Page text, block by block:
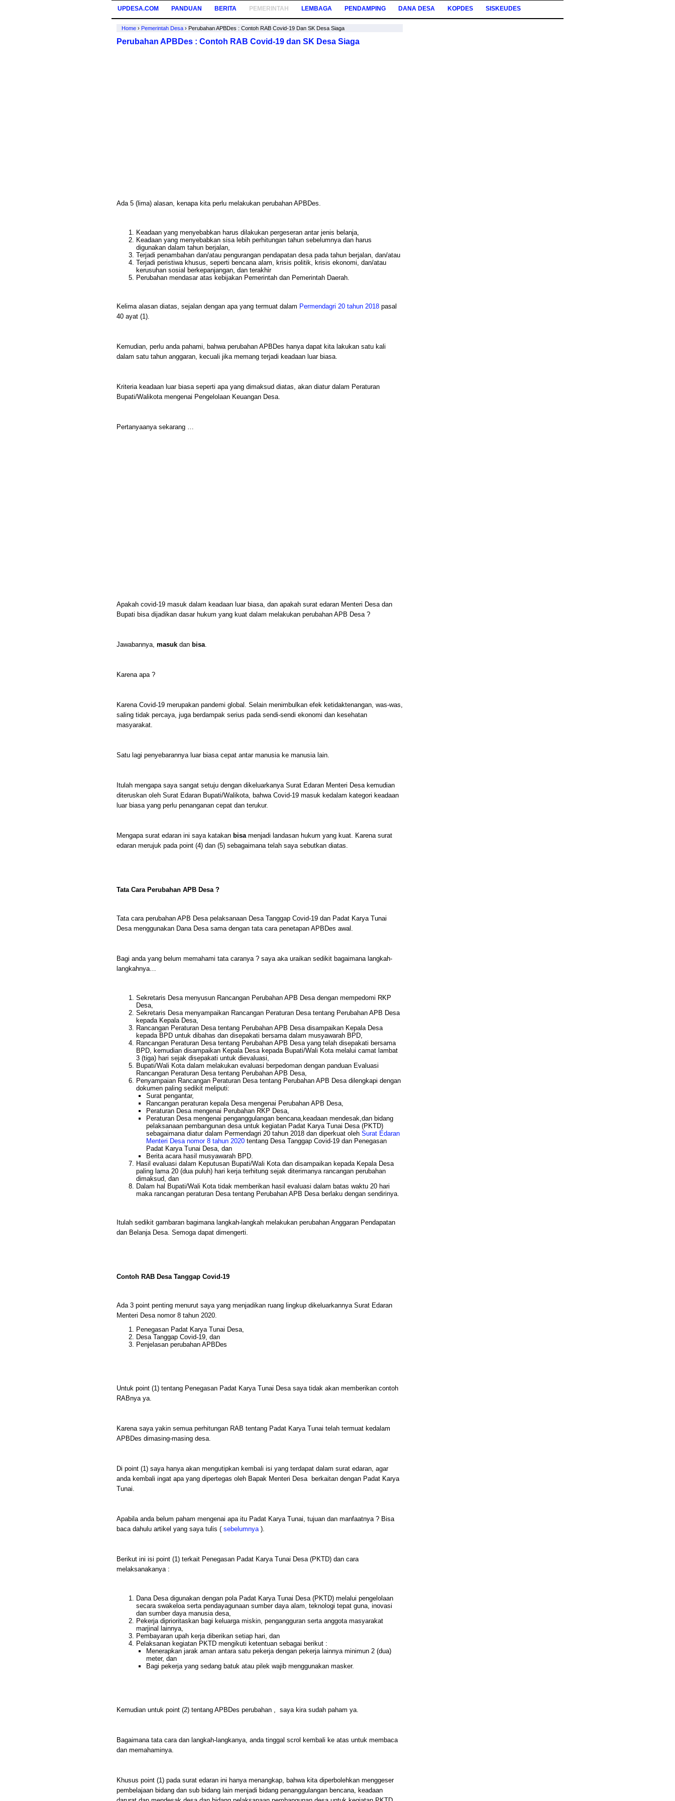
UPDESA.COM PANDUAN BERITA PEMERINTAH LEMBAGA PENDAMPING DANA DESA KOPDES SISKEUDES
Home › Pemerintah Desa › Perubahan APBDes : Contoh RAB Covid-19 Dan SK Desa Siaga
Perubahan APBDes : Contoh RAB Covid-19 dan SK Desa Siaga
Ada 5 (lima) alasan, kenapa kita perlu melakukan perubahan APBDes.
Keadaan yang menyebabkan harus dilakukan pergeseran antar jenis belanja,
Keadaan yang menyebabkan sisa lebih perhitungan tahun sebelumnya dan harus
digunakan dalam tahun berjalan,
Terjadi penambahan dan/atau pengurangan pendapatan desa pada tahun berjalan, dan/atau
Terjadi peristiwa khusus, seperti bencana alam, krisis politik, krisis ekonomi, dan/atau
kerusuhan sosial berkepanjangan, dan terakhir
Perubahan mendasar atas kebijakan Pemerintah dan Pemerintah Daerah.
Kelima alasan diatas, sejalan dengan apa yang termuat dalam Permendagri 20 tahun 2018 pasal
40 ayat (1).
Kemudian, perlu anda pahami, bahwa perubahan APBDes hanya dapat kita lakukan satu kali
dalam satu tahun anggaran, kecuali jika memang terjadi keadaan luar biasa.
Kriteria keadaan luar biasa seperti apa yang dimaksud diatas, akan diatur dalam Peraturan
Bupati/Walikota mengenai Pengelolaan Keuangan Desa.
Pertanyaanya sekarang …
Apakah covid-19 masuk dalam keadaan luar biasa, dan apakah surat edaran Menteri Desa dan
Bupati bisa dijadikan dasar hukum yang kuat dalam melakukan perubahan APB Desa ?
Jawabannya, masuk dan bisa.
Karena apa ?
Karena Covid-19 merupakan pandemi global. Selain menimbulkan efek ketidaktenangan, was-was,
saling tidak percaya, juga berdampak serius pada sendi-sendi ekonomi dan kesehatan
masyarakat.
Satu lagi penyebarannya luar biasa cepat antar manusia ke manusia lain.
Itulah mengapa saya sangat setuju dengan dikeluarkanya Surat Edaran Menteri Desa kemudian
diteruskan oleh Surat Edaran Bupati/Walikota, bahwa Covid-19 masuk kedalam kategori keadaan
luar biasa yang perlu penanganan cepat dan terukur.
Mengapa surat edaran ini saya katakan bisamenjadi landasan hukum yang kuat. Karena surat
edaran merujuk pada point (4) dan (5) sebagaimana telah saya sebutkan diatas.
Tata Cara Perubahan APB Desa ?
Tata cara perubahan APB Desa pelaksanaan Desa Tanggap Covid-19 dan Padat Karya Tunai
Desa menggunakan Dana Desa sama dengan tata cara penetapan APBDes awal.
Bagi anda yang belum memahami tata caranya ? saya aka uraikan sedikit bagaimana langkah-
langkahnya…
Sekretaris Desa menyusun Rancangan Perubahan APB Desa dengan mempedomi RKP
Desa,
Sekretaris Desa menyampaikan Rancangan Peraturan Desa tentang Perubahan APB Desa
kepada Kepala Desa,
Rancangan Peraturan Desa tentang Perubahan APB Desa disampaikan Kepala Desa
kepada BPD untuk dibahas dan disepakati bersama dalam musyawarah BPD,
Rancangan Peraturan Desa tentang Perubahan APB Desa yang telah disepakati bersama
BPD, kemudian disampaikan Kepala Desa kepada Bupati/Wali Kota melalui camat lambat
3 (tiga) hari sejak disepakati untuk dievaluasi,
Bupati/Wali Kota dalam melakukan evaluasi berpedoman dengan panduan Evaluasi
Rancangan Peraturan Desa tentang Perubahan APB Desa,
Penyampaian Rancangan Peraturan Desa tentang Perubahan APB Desa dilengkapi dengan
dokumen paling sedikit meliputi:
Surat pengantar,
Rancangan peraturan kepala Desa mengenai Perubahan APB Desa,
Peraturan Desa mengenai Perubahan RKP Desa,
Peraturan Desa mengenai penganggulangan bencana,keadaan mendesak,dan bidang
pelaksanaan pembangunan desa untuk kegiatan Padat Karya Tunai Desa (PKTD)
sebagaimana diatur dalam Permendagri 20 tahun 2018 dan diperkuat oleh Surat Edaran
Menteri Desa nomor 8 tahun 2020 tentang Desa Tanggap Covid-19 dan Penegasan
Padat Karya Tunai Desa, dan
Berita acara hasil musyawarah BPD.
Hasil evaluasi dalam Keputusan Bupati/Wali Kota dan disampaikan kepada Kepala Desa
paling lama 20 (dua puluh) hari kerja terhitung sejak diterimanya rancangan perubahan
dimaksud, dan
Dalam hal Bupati/Wali Kota tidak memberikan hasil evaluasi dalam batas waktu 20 hari
maka rancangan peraturan Desa tentang Perubahan APB Desa berlaku dengan sendirinya.
Itulah sedikit gambaran bagimana langkah-langkah melakukan perubahan Anggaran Pendapatan
dan Belanja Desa. Semoga dapat dimengerti.
Contoh RAB Desa Tanggap Covid-19
Ada 3 point penting menurut saya yang menjadikan ruang lingkup dikeluarkannya Surat Edaran
Menteri Desa nomor 8 tahun 2020.
Penegasan Padat Karya Tunai Desa,
Desa Tanggap Covid-19, dan
Penjelasan perubahan APBDes
Untuk point (1) tentang Penegasan Padat Karya Tunai Desa saya tidak akan memberikan contoh
RABnya ya.
Karena saya yakin semua perhitungan RAB tentang Padat Karya Tunai telah termuat kedalam
APBDes dimasing-masing desa.
Di point (1) saya hanya akan mengutipkan kembali isi yang terdapat dalam surat edaran, agar
anda kembali ingat apa yang dipertegas oleh Bapak Menteri Desa berkaitan dengan Padat Karya
Tunai.
Apabila anda belum paham mengenai apa itu Padat Karya Tunai, tujuan dan manfaatnya ? Bisa
baca dahulu artikel yang saya tulis ( sebelumnya).
Berikut ini isi point (1) terkait Penegasan Padat Karya Tunai Desa (PKTD) dan cara
melaksanakanya :
Dana Desa digunakan dengan pola Padat Karya Tunai Desa (PKTD) melalui pengelolaan
secara swakeloa serta pendayagunaan sumber daya alam, teknologi tepat guna, inovasi
dan sumber daya manusia desa,
Pekerja diprioritaskan bagi keluarga miskin, pengangguran serta anggota masyarakat
marjinal lainnya,
Pembayaran upah kerja diberikan setiap hari, dan
Pelaksanan kegiatan PKTD mengikuti ketentuan sebagai berikut :
Menerapkan jarak aman antara satu pekerja dengan pekerja lainnya minimun 2 (dua)
meter, dan
Bagi pekerja yang sedang batuk atau pilek wajib menggunakan masker.
Kemudian untuk point (2) tentang APBDes perubahan , saya kira sudah paham ya.
Bagaimana tata cara dan langkah-langkanya, anda tinggal scrol kembali ke atas untuk membaca
dan memahaminya.
Khusus point (1) pada surat edaran ini hanya menangkap, bahwa kita diperbolehkan menggeser
pembelajaan bidang dan sub bidang lain menjadi bidang penanggulangan bencana, keadaan